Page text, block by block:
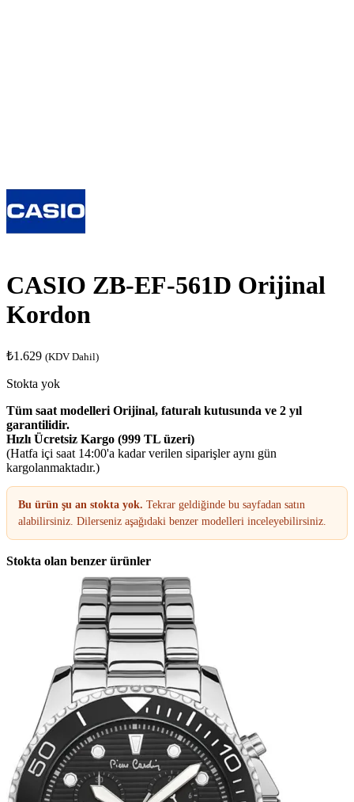
CASIO ZB-EF-561D Orijinal
Kordon
₺1.629 (KDV Dahil)
Stokta yok
Tüm saat modelleri Orijinal, faturalı kutusunda ve 2 yıl
garantilidir.
Hızlı Ücretsiz Kargo (999 TL üzeri)
(Hatfa içi saat 14:00'a kadar verilen siparişler aynı gün
kargolanmaktadır.)
Bu ürün şu an stokta yok. Tekrar geldiğinde bu sayfadan satın
alabilirsiniz. Dilerseniz aşağıdaki benzer modelleri inceleyebilirsiniz.
Stokta olan benzer ürünler